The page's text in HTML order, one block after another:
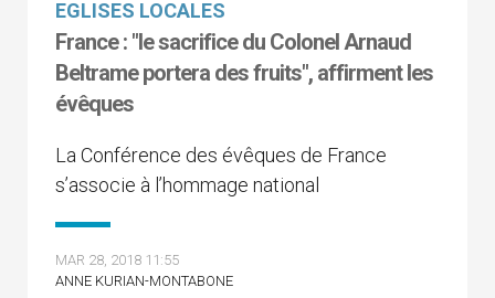
EGLISES LOCALES
France : "le sacrifice du Colonel Arnaud
Beltrame portera des fruits", affirment les
évêques
La Conférence des évêques de France
s’associe à l’hommage national
MAR 28, 2018 11:55
ANNE KURIAN-MONTABONE